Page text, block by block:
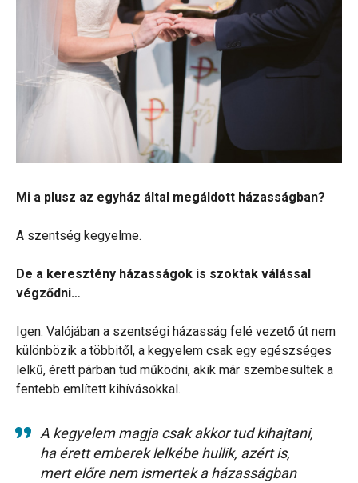
Mi a plusz az egyház által megáldott házasságban?
A szentség kegyelme.
De a keresztény házasságok is szoktak válással
végződni…
Igen. Valójában a szentségi házasság felé vezető út nem
különbözik a többitől, a kegyelem csak egy egészséges
lelkű, érett párban tud működni, akik már szembesültek a
fentebb említett kihívásokkal.
A kegyelem magja csak akkor tud kihajtani,
ha érett emberek lelkébe hullik, azért is,
mert előre nem ismertek a házasságban